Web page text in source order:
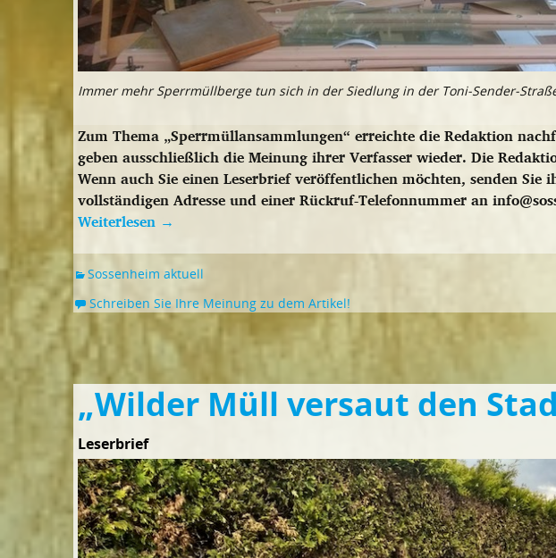
Immer mehr Sperrmüllberge tun sich in der Siedlung in der Toni-Sender-
Zum Thema „Sperrmüllansammlungen“ erreichte die Redaktion
geben ausschließlich die Meinung ihrer Verfasser wieder. Die
Wenn auch Sie einen Leserbrief veröffentlichen möchten, senden Sie
vollständigen Adresse und einer Rückruf-Telefonnummer an
Weiterlesen →
Sossenheim aktuell
Schreiben Sie Ihre Meinung zu dem Artikel!
„Wilder Müll versaut den
Leserbrief